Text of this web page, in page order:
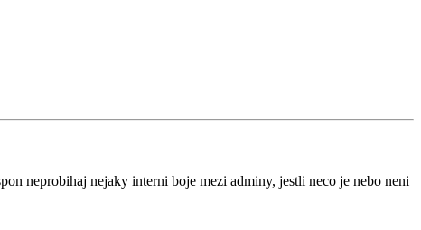
neprobihaj nejaky interni boje mezi adminy, jestli neco je nebo neni